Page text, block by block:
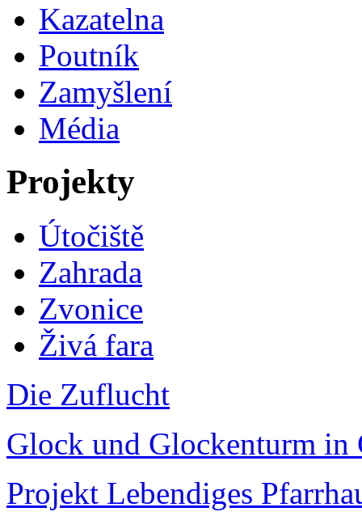
Kazatelna
Poutník
Zamyšlení
Média
Projekty
Útočiště
Zahrada
Zvonice
Živá fara
Die Zuflucht
Glock und Glockenturm in
Projekt Lebendiges